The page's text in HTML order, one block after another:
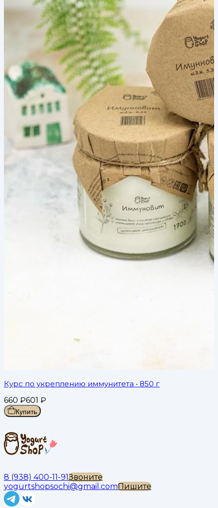
Курс по укреплению иммунитета • 850 г
660 ₽601 ₽
Купить
8 (938) 400-11-91Звоните
yogurtshopsochi@gmail.comПишите